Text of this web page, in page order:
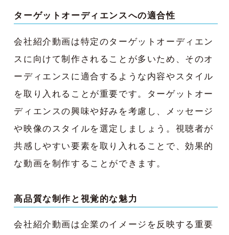
ターゲットオーディエンスへの適合性
会社紹介動画は特定のターゲットオーディエン
スに向けて制作されることが多いため、そのオ
ーディエンスに適合するような内容やスタイル
を取り入れることが重要です。ターゲットオー
ディエンスの興味や好みを考慮し、メッセージ
や映像のスタイルを選定しましょう。視聴者が
共感しやすい要素を取り入れることで、効果的
な動画を制作することができます。
高品質な制作と視覚的な魅力
会社紹介動画は企業のイメージを反映する重要